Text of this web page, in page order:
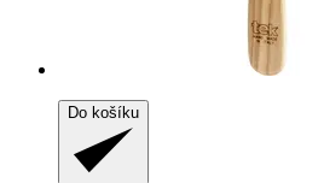
Do košíku